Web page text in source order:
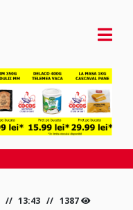
13:43 1387